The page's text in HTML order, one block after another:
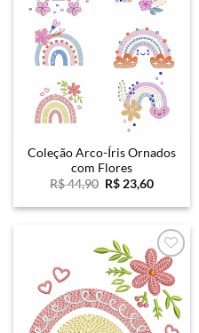
Coleção Arco-Íris Ornados
com Flores
R$44,90 O
original
R$23,60O
atual
R$ 23,60.
Favoritar